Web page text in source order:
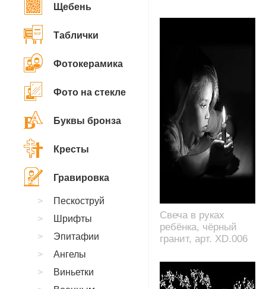
Свеча в руках
ребёнка, чёрный
гранит, арт. XD.006
Щебень
Таблички
Фотокерамика
Фото на стекле
Буквы бронза
Кресты
Гравировка
Пескоструй
Шрифты
Эпитафии
Ангелы
Виньетки